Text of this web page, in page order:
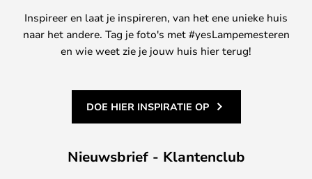
Inspireer en laat je inspireren, van het ene unieke huis
naar het andere. Tag je foto's met #yesLampemesteren
en wie weet zie je jouw huis hier terug!
DOE HIER INSPIRATIE OP
Nieuwsbrief - Klantenclub